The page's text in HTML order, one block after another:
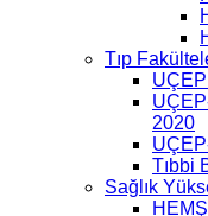
Tıp
2020
Tıbbi
Sağlık